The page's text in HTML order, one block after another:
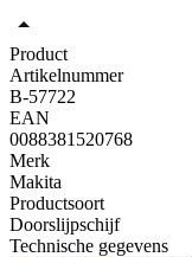
Product
Artikelnummer
B-57722
EAN
0088381520768
Merk
Makita
Productsoort
Doorslijpschijf
Technische gegevens